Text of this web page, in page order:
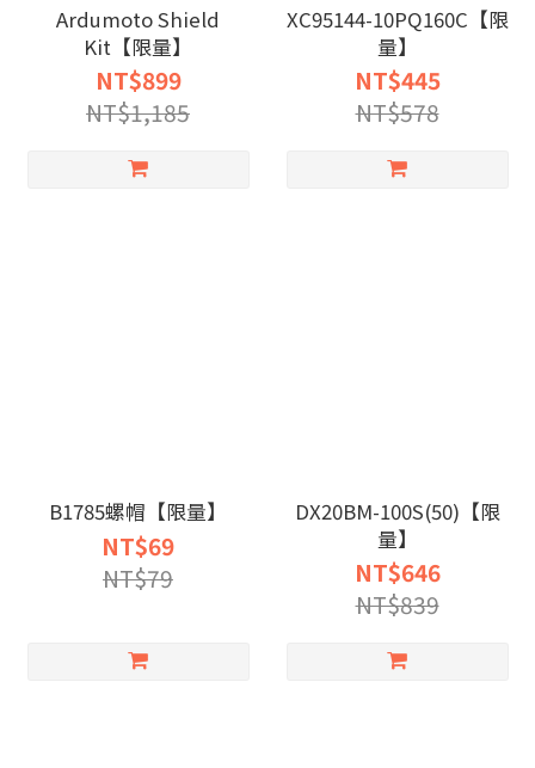
Ardumoto Shield
Kit【限量】
NT$899
NT$1,185
XC95144-10PQ160C【限
量】
NT$445
NT$578
B1785螺帽【限量】
NT$69
NT$79
DX20BM-100S(50)【限
量】
NT$646
NT$839